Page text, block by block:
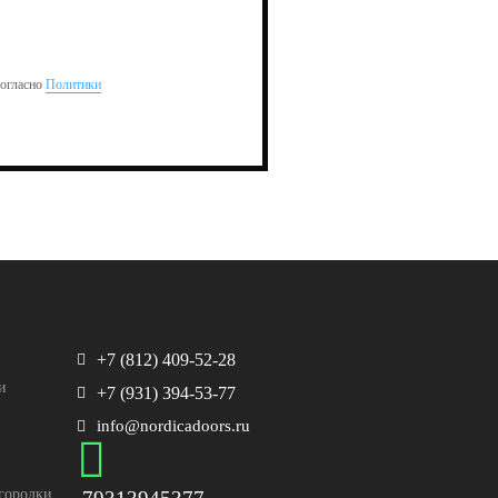
Политики
+7 (812) 409-52-28
+7 (931) 394-53-77
info@nordicadoors.ru